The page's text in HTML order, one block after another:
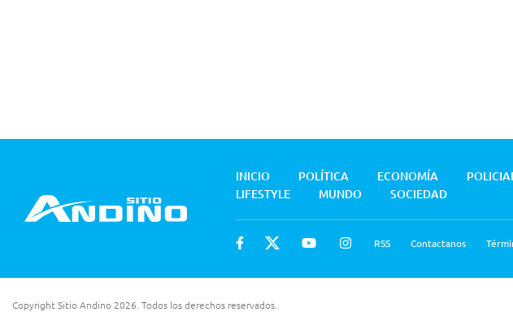
INICIO POLÍTICA ECONOMÍA
LIFESTYLE
MUNDO SOCIEDAD
RSS Contactanos
Copyright Sitio Andino 2026. Todos los derechos reservados.